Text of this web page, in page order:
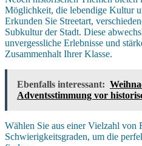
Möglichkeit, die lebendige Kultur
Erkunden Sie Streetart,
Subkultur der Stadt. Diese
unvergessliche Erlebnisse und
Zusammenhalt Ihrer Klasse.
Ebenfalls interessant:
Adventsstimmung vor
Wählen Sie aus einer Vielzahl von
Schwierigkeitsgraden, um die